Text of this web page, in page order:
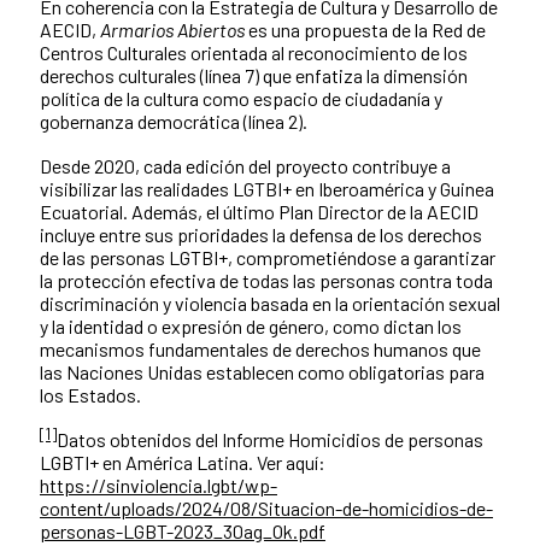
En coherencia con la Estrategia de Cultura y Desarrollo de
AECID, Armarios Abiertoses una propuesta de la Red de
Centros Culturales orientada al reconocimiento de los
derechos culturales (línea 7) que enfatiza la dimensión
política de la cultura como espacio de ciudadanía y
gobernanza democrática (línea 2).
Desde 2020, cada edición del proyecto contribuye a
visibilizar las realidades LGTBI+ en Iberoamérica y Guinea
Ecuatorial. Además, el último Plan Director de la AECID
incluye entre sus prioridades la defensa de los derechos
de las personas LGTBI+, comprometiéndose a garantizar
la protección efectiva de todas las personas contra toda
discriminación y violencia basada en la orientación sexual
y la identidad o expresión de género, como dictan los
mecanismos fundamentales de derechos humanos que
las Naciones Unidas establecen como obligatorias para
los Estados.
[1]Datos obtenidos del Informe Homicidios de personas
LGBTI+ en América Latina. Ver aquí:
https://sinviolencia.lgbt/wp-
content/uploads/2024/08/Situacion-de-homicidios-de-
personas-LGBT-2023_30ag_Ok.pdf